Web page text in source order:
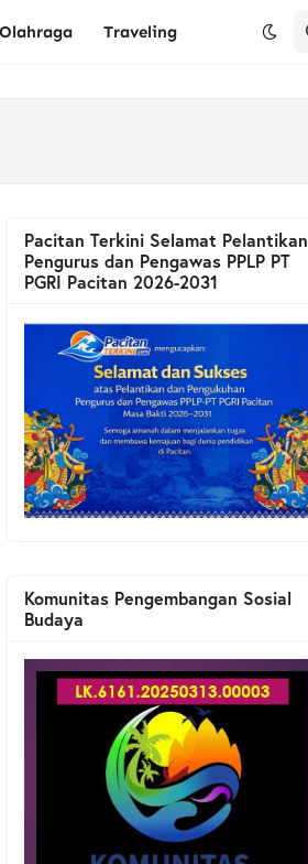
Olahraga Traveling
Pacitan Terkini Selamat Pelantikan
Pengurus dan Pengawas PPLP PT
PGRI Pacitan 2026-2031
Komunitas Pengembangan Sosial
Budaya